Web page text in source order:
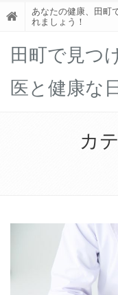
あなたの健康、田町
れましょう！
田町で見つ
医と健康な
カ